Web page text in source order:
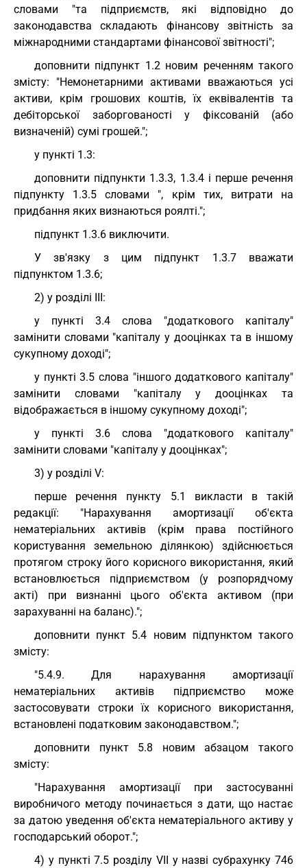
словами "та підприємств, які відповідно до
законодавства складають фінансову звітність за
міжнародними стандартами фінансової звітності";
доповнити підпункт 1.2 новим реченням такого
змісту: "Немонетарними активами вважаються усі
активи, крім грошових коштів, їх еквівалентів та
дебіторської заборгованості у фіксованій (або
визначеній) сумі грошей.";
у пункті 1.3:
доповнити підпункти 1.3.3, 1.3.4 і перше речення
підпункту 1.3.5 словами ", крім тих, витрати на
придбання яких визнаються роялті.";
підпункт 1.3.6 виключити.
У зв'язку з цим підпункт 1.3.7 вважати
підпунктом 1.3.6;
2) у розділі III:
у пункті 3.4 слова "додаткового капіталу"
замінити словами "капіталу у дооцінках та в іншому
сукупному доході";
у пункті 3.5 слова "іншого додаткового капіталу"
замінити словами "капіталу у дооцінках та
відображається в іншому сукупному доході";
у пункті 3.6 слова "додаткового капіталу"
замінити словами "капіталу у дооцінках";
3) у розділі V:
перше речення пункту 5.1 викласти в такій
редакції: "Нарахування амортизації об'єкта
нематеріальних активів (крім права постійного
користування земельною ділянкою) здійснюється
протягом строку його корисного використання, який
встановлюється підприємством (у розпорядчому
акті) при визнанні цього об'єкта активом (при
зарахуванні на баланс).";
доповнити пункт 5.4 новим підпунктом такого
змісту:
"5.4.9. Для нарахування амортизації
нематеріальних активів підприємство може
застосовувати строки їх корисного використання,
встановлені податковим законодавством.";
доповнити пункт 5.8 новим абзацом такого
змісту:
"Нарахування амортизації при застосуванні
виробничого методу починається з дати, що настає
за датою уведення об'єкта нематеріального активу у
господарський оборот.";
4) у пункті 7.5 розділу VII у назві субрахунку 746